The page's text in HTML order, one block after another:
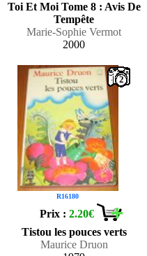
Toi Et Moi Tome 8 : Avis De
Tempête
Marie-Sophie Vermot
2000
R16180
2
Prix :2.20€
Tistou les pouces verts
Maurice Druon